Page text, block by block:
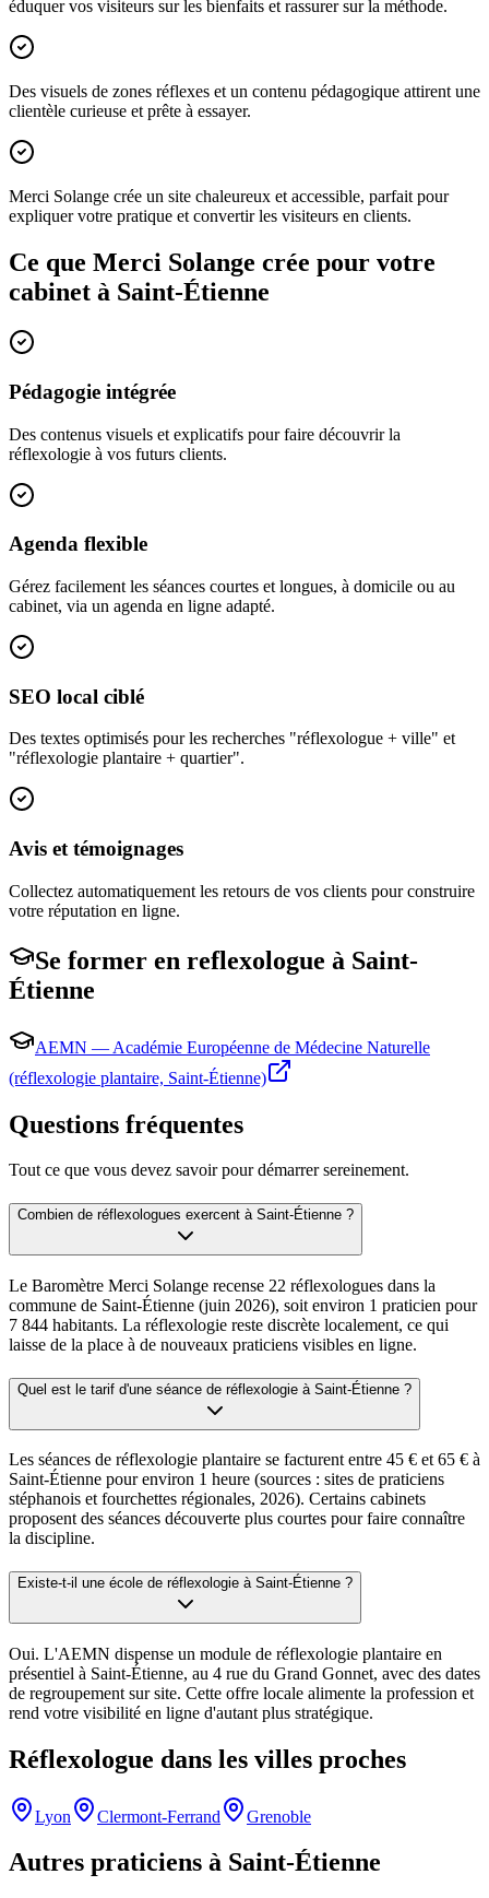
éduquer vos visiteurs sur les bienfaits et rassurer sur la méthode.
Des visuels de zones réflexes et un contenu pédagogique attirent une
clientèle curieuse et prête à essayer.
Merci Solange crée un site chaleureux et accessible, parfait pour
expliquer votre pratique et convertir les visiteurs en clients.
Ce que Merci Solange crée pour votre
cabinet à Saint-Étienne
Pédagogie intégrée
Des contenus visuels et explicatifs pour faire découvrir la
réflexologie à vos futurs clients.
Agenda flexible
Gérez facilement les séances courtes et longues, à domicile ou au
cabinet, via un agenda en ligne adapté.
SEO local ciblé
Des textes optimisés pour les recherches "réflexologue + ville" et
"réflexologie plantaire + quartier".
Avis et témoignages
Collectez automatiquement les retours de vos clients pour construire
votre réputation en ligne.
Se former en reflexologue à Saint-
Étienne
AEMN — Académie Européenne de Médecine Naturelle
(réflexologie plantaire, Saint-Étienne)
Questions fréquentes
Tout ce que vous devez savoir pour démarrer sereinement.
Combien de réflexologues exercent à Saint-Étienne ?
Le Baromètre Merci Solange recense 22 réflexologues dans la
commune de Saint-Étienne (juin 2026), soit environ 1 praticien pour
7 844 habitants. La réflexologie reste discrète localement, ce qui
laisse de la place à de nouveaux praticiens visibles en ligne.
Quel est le tarif d'une séance de réflexologie à Saint-Étienne ?
Les séances de réflexologie plantaire se facturent entre 45 € et 65 € à
Saint-Étienne pour environ 1 heure (sources : sites de praticiens
stéphanois et fourchettes régionales, 2026). Certains cabinets
proposent des séances découverte plus courtes pour faire connaître
la discipline.
Existe-t-il une école de réflexologie à Saint-Étienne ?
Oui. L'AEMN dispense un module de réflexologie plantaire en
présentiel à Saint-Étienne, au 4 rue du Grand Gonnet, avec des dates
de regroupement sur site. Cette offre locale alimente la profession et
rend votre visibilité en ligne d'autant plus stratégique.
Réflexologue dans les villes proches
Lyon Clermont-Ferrand Grenoble
Autres praticiens à Saint-Étienne